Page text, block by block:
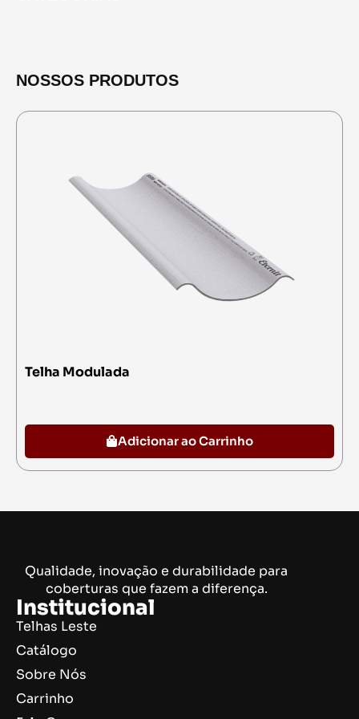
NOSSOS PRODUTOS
Telha Modulada
Adicionar ao Carrinho
Qualidade, inovação e durabilidade para
coberturas que fazem a diferença.
Institucional
Telhas Leste
Catálogo
Sobre Nós
Carrinho